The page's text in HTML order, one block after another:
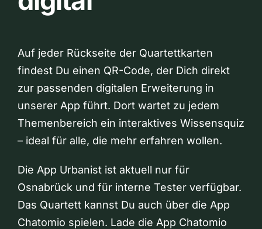
Auf jeder Rückseite der Quartettkarten
findest Du einen QR-Code, der Dich direkt
zur passenden digitalen Erweiterung in
unserer App führt. Dort wartet zu jedem
Themenbereich ein interaktives Wissensquiz
– ideal für alle, die mehr erfahren wollen.
Die App Urbanist ist aktuell nur für
Osnabrück und für interne Tester verfügbar.
Das Quartett kannst Du auch über die App
Chatomio spielen. Lade die App Chatomio